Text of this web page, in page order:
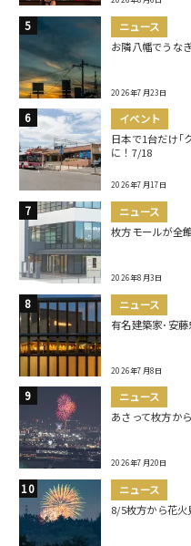
ニュース
お隣八幡でうな
2026年7月23日
イベント
日本で1台だけ｢
に！7/18
2026年7月17日
ニュース
枚方モールが全
2026年8月3日
ニュース
有名建築家･安
2026年7月8日
ニュース
あさって枚方か
2026年7月20日
ニュース
8/5枚方から花火